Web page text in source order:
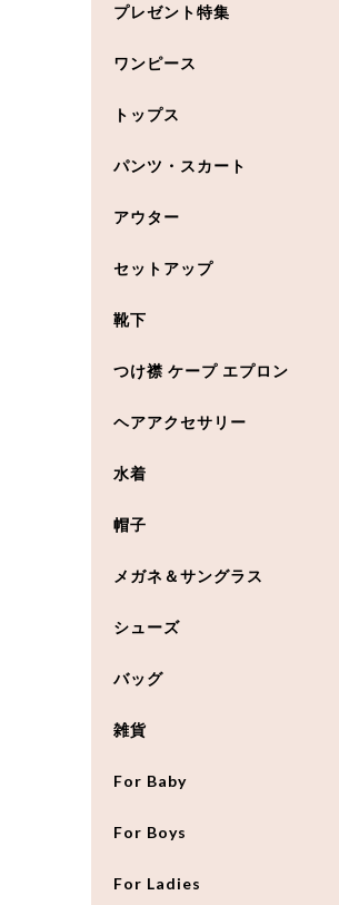
プレゼント特集
ワンピース
トップス
パンツ・スカート
アウター
セットアップ
靴下
つけ襟 ケープ エプロン
ヘアアクセサリー
水着
帽子
メガネ＆サングラス
シューズ
バッグ
雑貨
For Baby
For Boys
For Ladies